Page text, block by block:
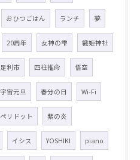
おひつごはん ランチ 夢
20周年 女神の雫 織姫神社
足利市 四柱推命 悟空
宇宙元旦 春分の日 Wi-Fi
ペリドット 紫の炎
イシス YOSHIKI piano